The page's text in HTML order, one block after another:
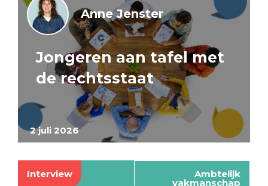
2 juli 2026
Anne Jenster
Jongeren aan tafel met
de rechtsstaat
Interview Ambtelijk
vakmanschap